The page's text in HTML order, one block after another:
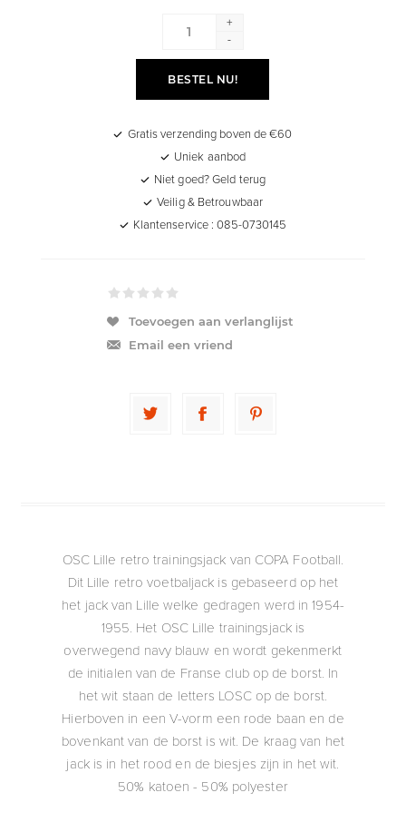
+
-
BESTEL NU!
Gratis verzending boven de €60
Uniek aanbod
Niet goed? Geld terug
Veilig & Betrouwbaar
Klantenservice : 085-0730145
Toevoegen aan verlanglijst
Email een vriend
OSC Lille retro trainingsjack van COPA Football.
Dit Lille retro voetbaljack is gebaseerd op het
het jack van Lille welke gedragen werd in 1954-
1955. Het OSC Lille trainingsjack is
overwegend navy blauw en wordt gekenmerkt
de initialen van de Franse club op de borst. In
het wit staan de letters LOSC op de borst.
Hierboven in een V-vorm een rode baan en de
bovenkant van de borst is wit. De kraag van het
jack is in het rood en de biesjes zijn in het wit.
50% katoen - 50% polyester